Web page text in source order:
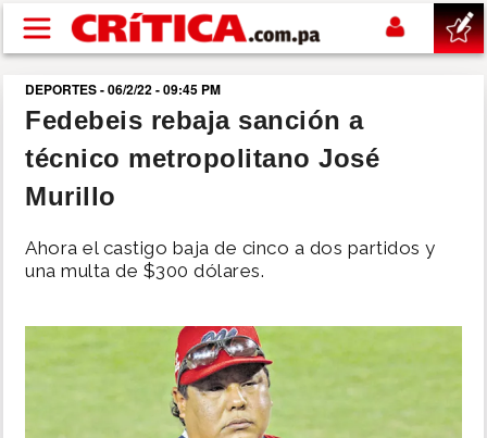
Pasar al contenido principal
buscar
SUCESOS
POLÍTICA
DEPORTES - 06/2/22 - 09:45 PM
Fedebeis rebaja sanción a
técnico metropolitano José
Murillo
Ahora el castigo baja de cinco a dos partidos y
una multa de $300 dólares.